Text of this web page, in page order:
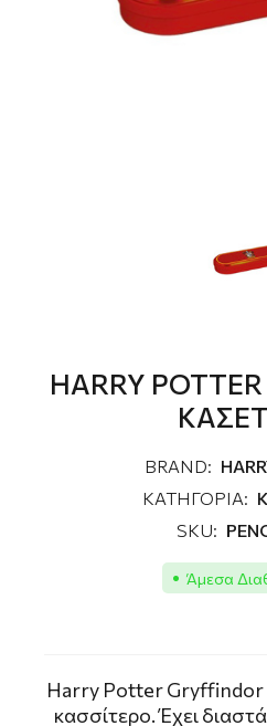
HARRY
BRAND:
ΚΑΤΗΓΟΡΙΑ:
SKU:
Άμεσα
Harry Potter Gryffindor
κασσίτερο. Έχει